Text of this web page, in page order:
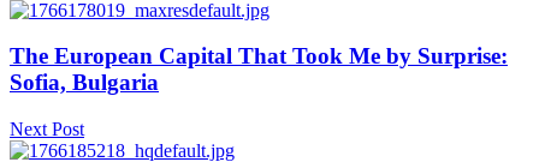
The European Capital That Took Me by Surprise:
Sofia, Bulgaria
Next Post